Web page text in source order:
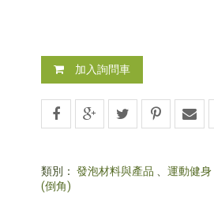
加入詢問車
類別：發泡材料與產品 、運動健身
(倒角)